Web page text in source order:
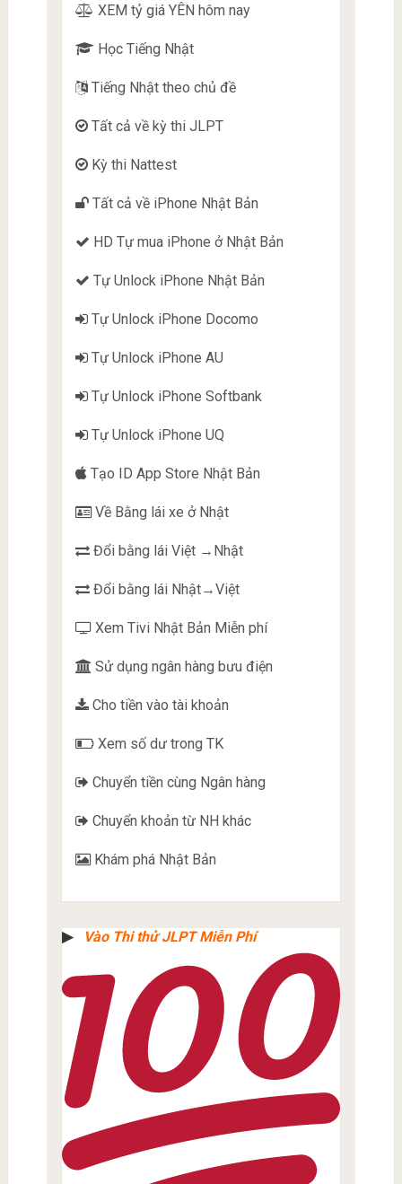
XEM tỷ giá YÊN hôm nay
Học Tiếng Nhật
Tiếng Nhật theo chủ đề
Tất cả về kỳ thi JLPT
Kỳ thi Nattest
Tất cả về iPhone Nhật Bản
HD Tự mua iPhone ở Nhật Bản
Tự Unlock iPhone Nhật Bản
Tự Unlock iPhone Docomo
Tự Unlock iPhone AU
Tự Unlock iPhone Softbank
Tự Unlock iPhone UQ
Tạo ID App Store Nhật Bản
Về Bằng lái xe ở Nhật
Đổi bằng lái Việt →Nhật
Đổi bằng lái Nhật→Việt
Xem Tivi Nhật Bản Miễn phí
Sử dụng ngân hàng bưu điện
Cho tiền vào tài khoản
Xem số dư trong TK
Chuyển tiền cùng Ngân hàng
Chuyển khoản từ NH khác
Khám phá Nhật Bản
▶︎ Vào Thi thử JLPT Miễn Phí